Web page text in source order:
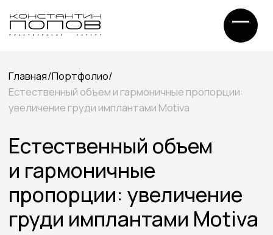
увеличение груди имплантами Motiva
Естественный объем
пропорции: увеличение
груди имплантами Motiva